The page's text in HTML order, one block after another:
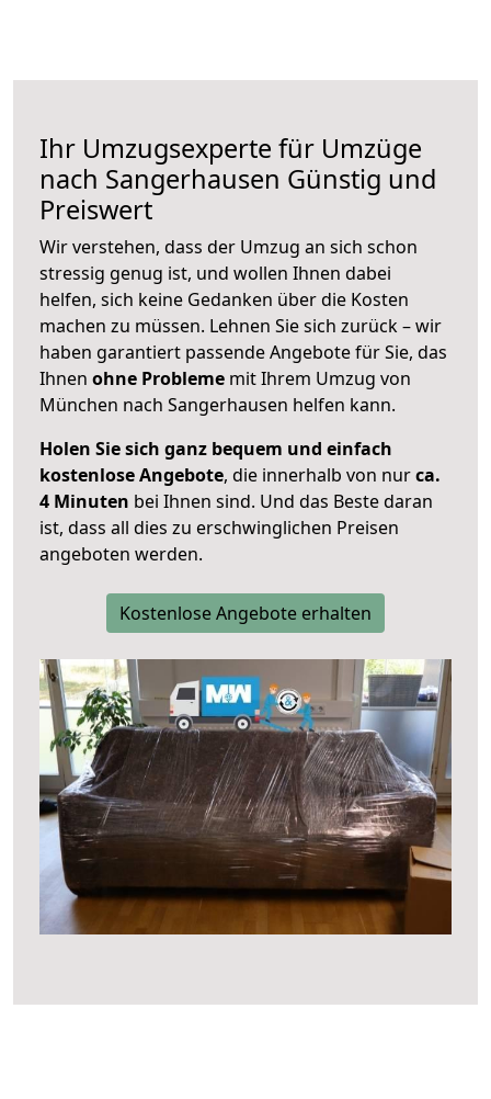
Ihr Umzugsexperte für Umzüge
nach Sangerhausen Günstig und
Preiswert
Wir verstehen, dass der Umzug an sich schon
stressig genug ist, und wollen Ihnen dabei
helfen, sich keine Gedanken über die Kosten
machen zu müssen. Lehnen Sie sich zurück – wir
haben garantiert passende Angebote für Sie, das
Ihnen ohne Probleme mit Ihrem Umzug von
München nach Sangerhausen helfen kann.
Holen Sie sich ganz bequem und einfach
kostenlose Angebote, die innerhalb von nurca.
4 Minuten bei Ihnen sind. Und das Beste daran
ist, dass all dies zu erschwinglichen Preisen
angeboten werden.
Kostenlose Angebote erhalten